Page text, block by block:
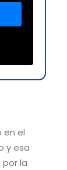
en el
y esa
la